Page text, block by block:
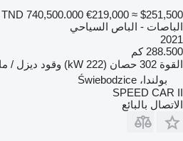
TND 740,500.000 €219,000 ≈ $251,500
الباصات - الباص السياحي
2021
288.500 كم
القوة 302 حصان (222 kW) وقود ديزل /
بولندا، Świebodzice
SPEED CAR II
الاتصال بالبائع